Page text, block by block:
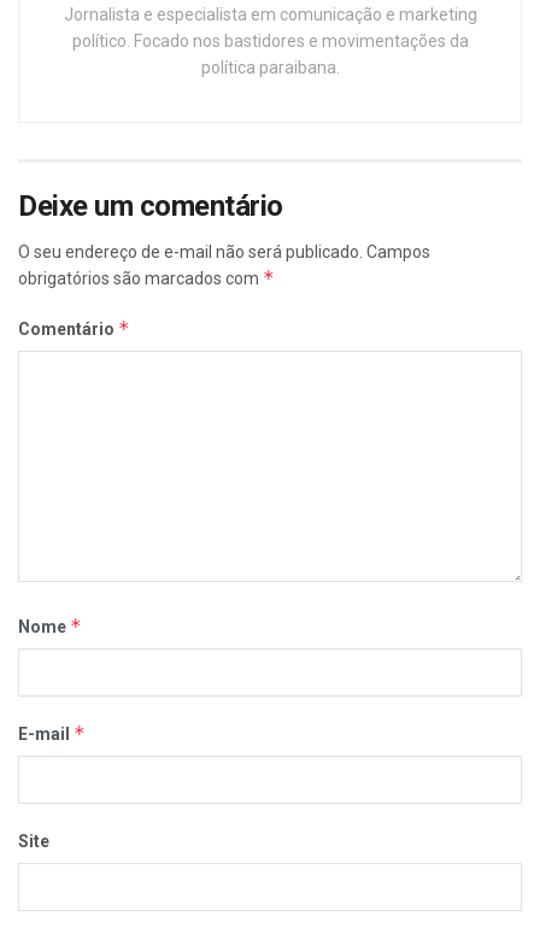
Jornalista e especialista em comunicação e marketing
político. Focado nos bastidores e movimentações da
política paraibana.
Deixe um comentário
O seu endereço de e-mail não será publicado. Campos
obrigatórios são marcados com *
Comentário *
Nome *
E-mail *
Site